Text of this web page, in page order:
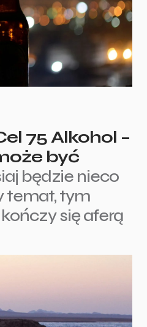
75 Alkohol –
być
będzie nieco
temat, tym
się aferą